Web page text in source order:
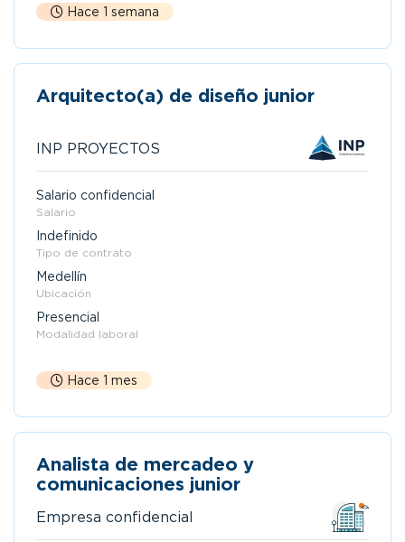
Hace 1 semana
Arquitecto(a) de diseño junior
INP PROYECTOS
Salario confidencial
Salario
Indefinido
Tipo de contrato
Medellín
Ubicación
Presencial
Modalidad laboral
Hace 1 mes
Analista de mercadeo y
comunicaciones junior
Empresa confidencial